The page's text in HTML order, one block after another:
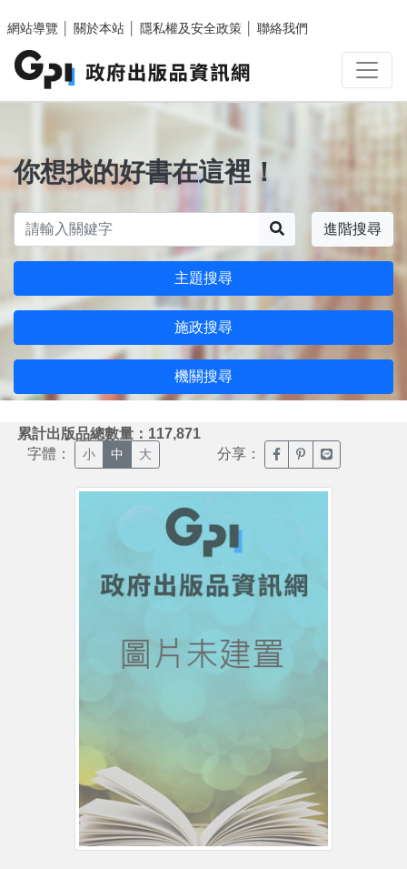
網站導覽
關於本站 隱私權及安全政策 聯絡我們
你想找的好書在這裡！
進階搜尋
主題搜尋
施政搜尋
機關搜尋
累計出版品總數量：117,871
字體： 小 中 大 分享： 臉書分享(另開新視窗)
噗浪分享(另開新
Line分享(另